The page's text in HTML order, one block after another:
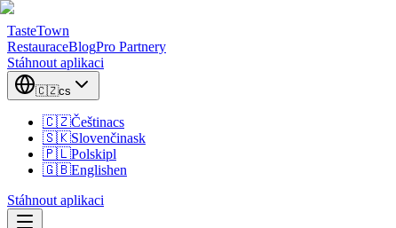
TasteTown
RestauraceBlogPro Partnery
Stáhnout aplikaci
🇨🇿cs
🇨🇿Češtinacs
🇸🇰Slovenčinask
🇵🇱Polskipl
🇬🇧Englishen
Stáhnout aplikaci